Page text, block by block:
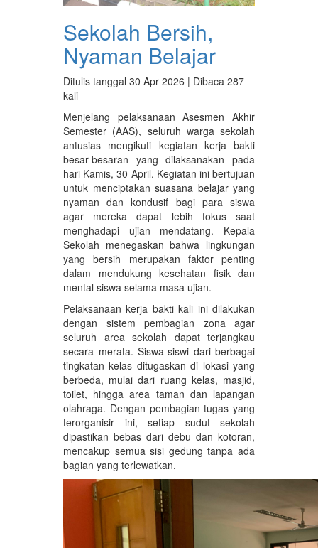
Sekolah Bersih,
Nyaman Belajar
Ditulis tanggal 30 Apr 2026 | Dibaca 287
kali
Menjelang pelaksanaan Asesmen Akhir
Semester (AAS), seluruh warga sekolah
antusias mengikuti kegiatan kerja bakti
besar-besaran yang dilaksanakan pada
hari Kamis, 30 April. Kegiatan ini bertujuan
untuk menciptakan suasana belajar yang
nyaman dan kondusif bagi para siswa
agar mereka dapat lebih fokus saat
menghadapi ujian mendatang. Kepala
Sekolah menegaskan bahwa lingkungan
yang bersih merupakan faktor penting
dalam mendukung kesehatan fisik dan
mental siswa selama masa ujian.
Pelaksanaan kerja bakti kali ini dilakukan
dengan sistem pembagian zona agar
seluruh area sekolah dapat terjangkau
secara merata. Siswa-siswi dari berbagai
tingkatan kelas ditugaskan di lokasi yang
berbeda, mulai dari ruang kelas, masjid,
toilet, hingga area taman dan lapangan
olahraga. Dengan pembagian tugas yang
terorganisir ini, setiap sudut sekolah
dipastikan bebas dari debu dan kotoran,
mencakup semua sisi gedung tanpa ada
bagian yang terlewatkan.